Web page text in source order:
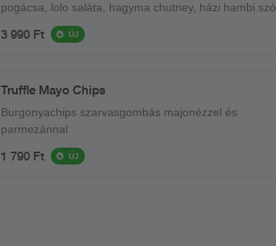
pogácsa, lolo saláta, hagyma chutney, házi hambi szósz,
karamelizalt ananász, cheddar sajt
3 990 Ft ÚJ
Truffle Mayo Chips
Burgonyachips szarvasgombás majonézzel és
parmezánnal
1 790 Ft ÚJ